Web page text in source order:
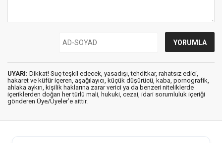
UYARI: Dikkat! Suç teşkil edecek, yasadışı, tehditkar, rahatsız edici,
hakaret ve küfür içeren, aşağılayıcı, küçük düşürücü, kaba, pornografik,
ahlaka aykırı, kişilik haklarına zarar verici ya da benzeri niteliklerde
içeriklerden doğan her türlü mali, hukuki, cezai, idari sorumluluk içeriği
gönderen Üye/Üyeler’e aittir.